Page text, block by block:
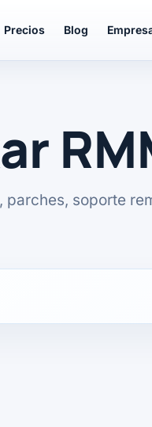
Precios Blog
soporte